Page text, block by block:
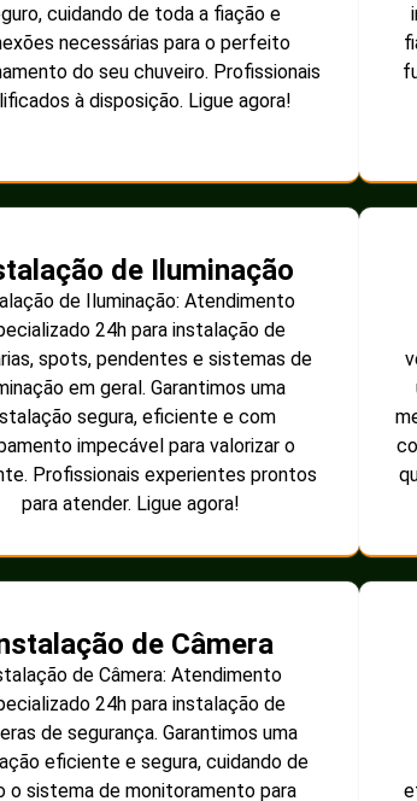
cuidando de toda a fiação e
necessárias para o perfeito
do seu chuveiro. Profissionais
à disposição. Ligue agora!
de Iluminação
de Iluminação: Atendimento
24h para instalação de
spots, pendentes e sistemas de
em geral. Garantimos uma
segura, eficiente e com
impecável para valorizar o
Profissionais experientes prontos
para atender. Ligue agora!
de Câmera
de Câmera: Atendimento
24h para instalação de
de segurança. Garantimos uma
eficiente e segura, cuidando de
o sistema de monitoramento para